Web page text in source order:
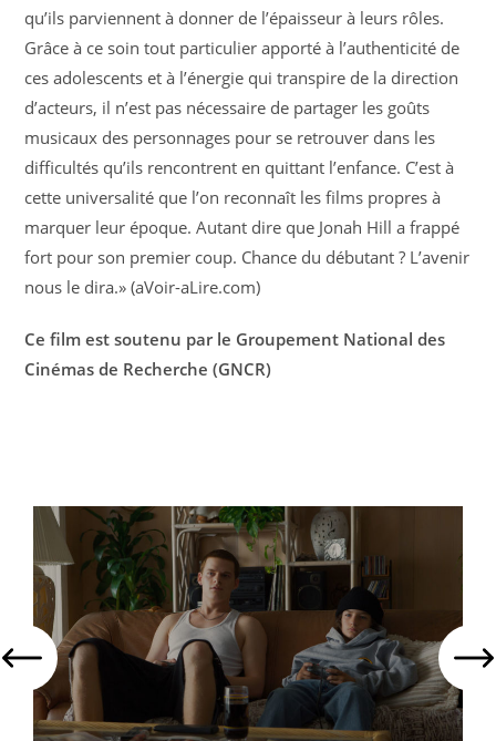
qu’ils parviennent à donner de l’épaisseur à leurs rôles.
Grâce à ce soin tout particulier apporté à l’authenticité de
ces adolescents et à l’énergie qui transpire de la direction
d’acteurs, il n’est pas nécessaire de partager les goûts
musicaux des personnages pour se retrouver dans les
difficultés qu’ils rencontrent en quittant l’enfance. C’est à
cette universalité que l’on reconnaît les films propres à
marquer leur époque. Autant dire que Jonah Hill a frappé
fort pour son premier coup. Chance du débutant ? L’avenir
nous le dira.» (aVoir-aLire.com)
Ce film est soutenu par le Groupement National des
Cinémas de Recherche (GNCR)